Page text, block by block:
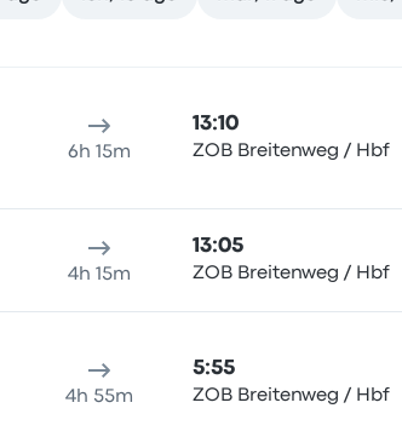
6h 15m
13:10
ZOB Breitenweg / Hbf
4h 15m
13:05
ZOB Breitenweg / Hbf
4h 55m
5:55
ZOB Breitenweg / Hbf